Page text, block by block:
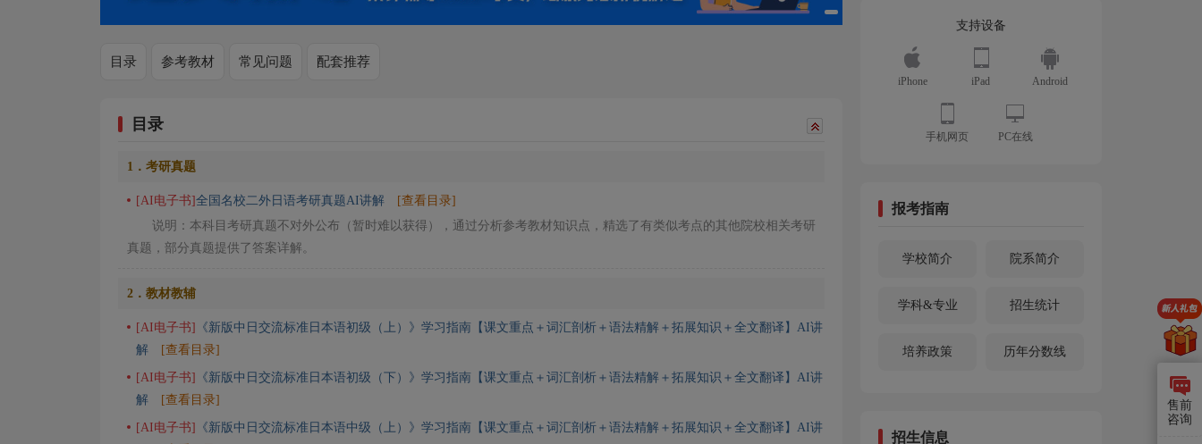
目录 参考教材 常见问题 配套推荐
目录
1．考研真题
[AI电子书]全国名校二外日语考研真题AI讲解
[查看目录]
说明：本科目考研真题不对外公布（暂时难以获得），通过分析参考教材知识点，精选了有类似考点的其他院校相关考研
真题，部分真题提供了答案详解。
2．教材教辅
[AI电子书]
《新版中日交流标准日本语初级（上）》学习指南【课文重点＋词汇剖析＋语法精解＋拓展知识＋全文翻译】AI讲
解
[查看目录]
[AI电子书]
《新版中日交流标准日本语初级（下）》学习指南【课文重点＋词汇剖析＋语法精解＋拓展知识＋全文翻译】AI讲
解
[查看目录]
[AI电子书]
《新版中日交流标准日本语中级（上）》学习指南【课文重点＋词汇剖析＋语法精解＋拓展知识＋全文翻译】AI讲
支持设备
iPhone iPad Android
手机网页 PC在线
报考指南
学校简介 院系简介
学科&专业 招生统计
培养政策 历年分数线
招生信息
售前
咨询